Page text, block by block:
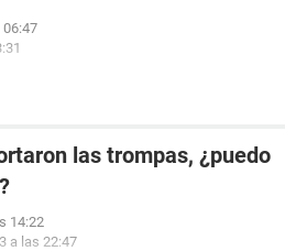
06:47
las trompas, ¿puedo
14:22
a las 22:47